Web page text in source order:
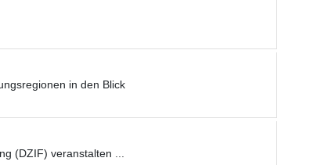
in den Blick
(DZIF) veranstalten ...